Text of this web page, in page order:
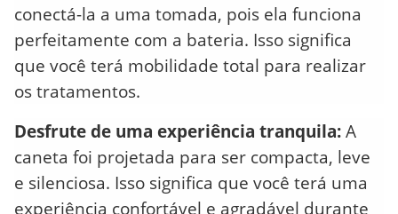
conectá-la a uma tomada, pois ela funciona
perfeitamente com a bateria. Isso significa
que você terá mobilidade total para realizar
os tratamentos.
Desfrute de uma experiência tranquila: A
caneta foi projetada para ser compacta, leve
e silenciosa. Isso significa que você terá uma
experiência confortável e agradável durante